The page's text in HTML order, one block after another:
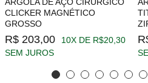
ARGOLA DE AÇO CIRÚRGICO
CLICKER MAGNÉTICO
GROSSO
R$ 203,00
10X DE R$20,30
SEM JUROS